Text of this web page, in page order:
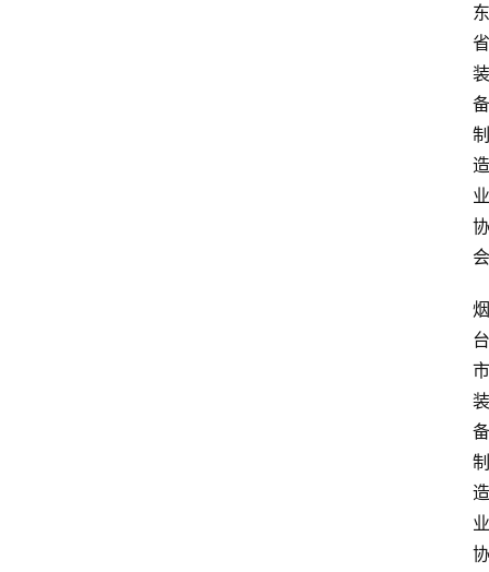
东
省
装
备
制
造
业
协
会
烟
台
市
装
备
制
造
业
协